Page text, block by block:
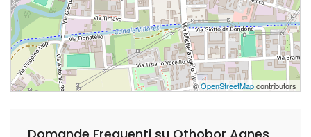
©OpenStreetMapcontributors